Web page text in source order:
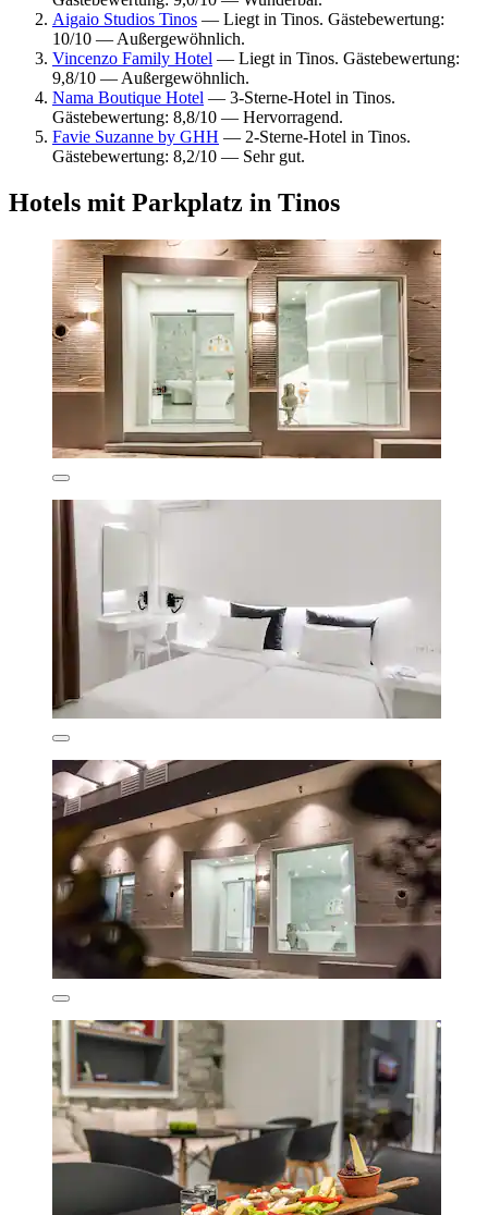
Aigaio Studios Tinos — Liegt in Tinos. Gästebewertung:
10/10 — Außergewöhnlich.
Vincenzo Family Hotel — Liegt in Tinos. Gästebewertung:
9,8/10 — Außergewöhnlich.
Nama Boutique Hotel — 3-Sterne-Hotel in Tinos.
Gästebewertung: 8,8/10 — Hervorragend.
Favie Suzanne by GHH — 2-Sterne-Hotel in Tinos.
Gästebewertung: 8,2/10 — Sehr gut.
Hotels mit Parkplatz in Tinos